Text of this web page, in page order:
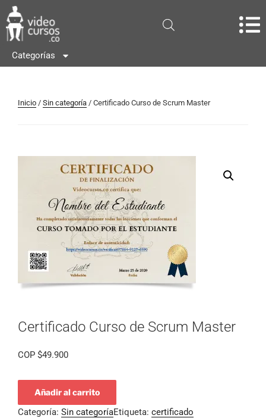
Categorías
Inicio / Sin categoría / Certificado Curso de Scrum Master
Certificado Curso de Scrum Master
COP $49.900
Añadir al carrito
Categoría: Sin categoríaEtiqueta: certificado